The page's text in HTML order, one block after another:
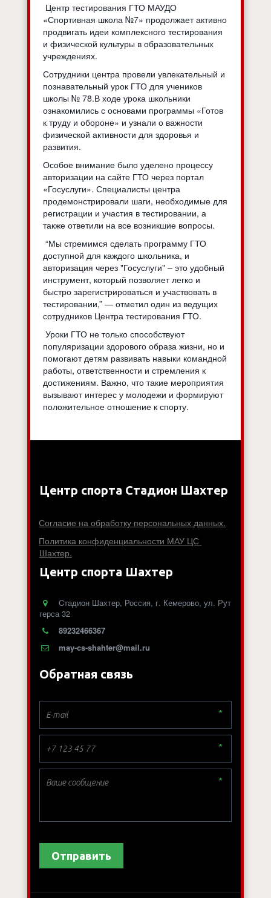
Центр тестирования ГТО МАУДО
«Спортивная школа №7» продолжает активно
продвигать идеи комплексного тестирования
и физической культуры в образовательных
учреждениях.
Сотрудники центра провели увлекательный и
познавательный урок ГТО для учеников
школы № 78.В ходе урока школьники
ознакомились с основами программы «Готов
к труду и обороне» и узнали о важности
физической активности для здоровья и
развития.
Особое внимание было уделено процессу
авторизации на сайте ГТО через портал
«Госуслуги». Специалисты центра
продемонстрировали шаги, необходимые для
регистрации и участия в тестировании, а
также ответили на все возникшие вопросы.
“Мы стремимся сделать программу ГТО
доступной для каждого школьника, и
авторизация через "Госуслуги" – это удобный
инструмент, который позволяет легко и
быстро зарегистрироваться и участвовать в
тестировании,” — отметил один из ведущих
сотрудников Центра тестирования ГТО.
Уроки ГТО не только способствуют
популяризации здорового образа жизни, но и
помогают детям развивать навыки командной
работы, ответственности и стремления к
достижениям. Важно, что такие мероприятия
вызывают интерес у молодежи и формируют
положительное отношение к спорту.
Центр спорта Стадион Шахтер
Согласие на обработку персональных данных.
Политика конфиденциальности МАУ ЦС
Шахтер.
Центр спорта Шахтер
Cтадион Шахтер, Россия, г. Кемерово, ул. Рут
герса 32
89232466367
may-cs-shahter@mail.ru
Обратная связь
*
*
*
Отправить